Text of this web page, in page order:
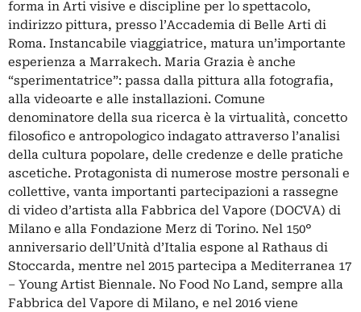
forma in Arti visive e discipline per lo spettacolo,
indirizzo pittura, presso l’Accademia di Belle Arti di
Roma. Instancabile viaggiatrice, matura un’importante
esperienza a Marrakech. Maria Grazia è anche
“sperimentatrice”: passa dalla pittura alla fotografia,
alla videoarte e alle installazioni. Comune
denominatore della sua ricerca è la virtualità, concetto
filosofico e antropologico indagato attraverso l’analisi
della cultura popolare, delle credenze e delle pratiche
ascetiche. Protagonista di numerose mostre personali e
collettive, vanta importanti partecipazioni a rassegne
di video d’artista alla Fabbrica del Vapore (DOCVA) di
Milano e alla Fondazione Merz di Torino. Nel 150°
anniversario dell’Unità d’Italia espone al Rathaus di
Stoccarda, mentre nel 2015 partecipa a Mediterranea 17
– Young Artist Biennale. No Food No Land, sempre alla
Fabbrica del Vapore di Milano, e nel 2016 viene